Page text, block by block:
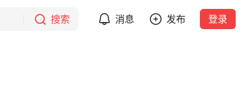
搜索 消息 发布 登录